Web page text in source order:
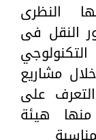
النظرى
النقل فى
مشاريع
على
هيئة